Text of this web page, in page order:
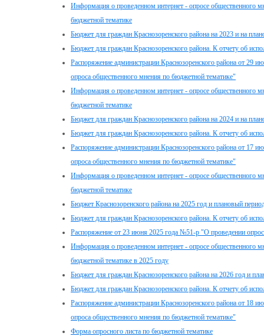
Информация о проведенном интернет - опросе общественного
бюджетной тематике
Бюджет для граждан Краснозоренского района на 2023 и на
Бюджет для граждан Краснозоренского района. К отчету об
Распоряжение администрации Краснозоренского района от 29
опроса общественного мнения по бюджетной тематике"
Информация о проведенном интернет - опросе общественного
бюджетной тематике
Бюджет для граждан Краснозоренского района на 2024 и на
Бюджет для граждан Краснозоренского района. К отчету об
Распоряжение администрации Краснозоренского района от 17
опроса общественного мнения по бюджетной тематике"
Информация о проведенном интернет - опросе общественного
бюджетной тематике
Бюджет Краснозоренского района на 2025 год и плановый
Бюджет для граждан Краснозоренского района. К отчету об
Распоряжение от 23 июня 2025 года №51-р "О проведении
Информация о проведенном интернет - опросе общественного
бюджетной тематике в 2025 году
Бюджет для граждан Краснозоренского района на 2026 год и
Бюджет для граждан Краснозоренского района. К отчету об
Распоряжение администрации Краснозоренского района от 18
опроса общественного мнения по бюджетной тематике"
Форма опросного листа по бюджетной тематике